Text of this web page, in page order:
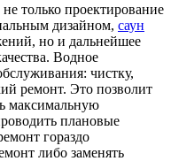
только проектирование
дизайном, саун
но и дальнейшее
Водное
чистку,
ремонт. Это позволит
максимальную
плановые
гораздо
либо заменять